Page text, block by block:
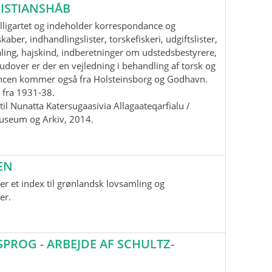
og indeholder korrespondance og
indhandlingslister, torskefiskeri, udgiftslister,
hajskind, indberetninger om udstedsbestyrere,
er der en vejledning i behandling af torsk og
kommer også fra Holsteinsborg og Godhavn.
1931-38.
Nunatta Katersugaasivia Allagaateqarfialu /
og Arkiv, 2014.
et index til grønlandsk lovsamling og
- ARBEJDE AF SCHULTZ-